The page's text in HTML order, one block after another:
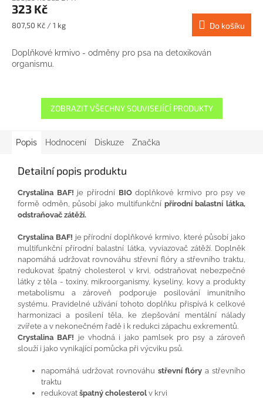
323 Kč
Měrná
807,50 Kč / 1 kg Do košíku
Doplňkové krmivo - odměny pro psa na detoxikován
organismu.
ZOBRAZIT VŠECHNY SOUVISEJÍCÍ PRODUKTY
Popis Hodnocení Diskuze Značka
Detailní popis produktu
Crystalina BAF! je přírodní BIOdoplňkové krmivo pro psy ve
formě odměn, působí jako multifunkční přírodní balastní látka,
odstraňovač zátěží.
Crystalina BAF! je přírodní doplňkové krmivo, které působí jako
multifunkční přírodní balastní látka, vyviazovač zátěží. Doplněk
napomáhá udržovat rovnováhu střevní flóry a střevního traktu,
redukovat špatný cholesterol v krvi, odstraňovat nebezpečné
látky z těla - toxiny, mikroorganismy, kyseliny, kovy a produkty
metabolismu a zároveň podporuje posilování imunitního
systému. Pravidelné užívání tohoto doplňku přispívá k celkové
harmonizaci a posílení těla, ke zlepšování mentální nálady
zvířete a v nekonečném řadě i k redukci zápachu exkrementů.
Crystalina BAF! je vhodná i jako pamlsek pro psy a zároveň
slouží i jako vynikající pomůcka při výcviku psů.
napomáhá udržovat rovnováhu střevní flóry a střevního
traktu
redukovatšpatný cholesterolv krvi